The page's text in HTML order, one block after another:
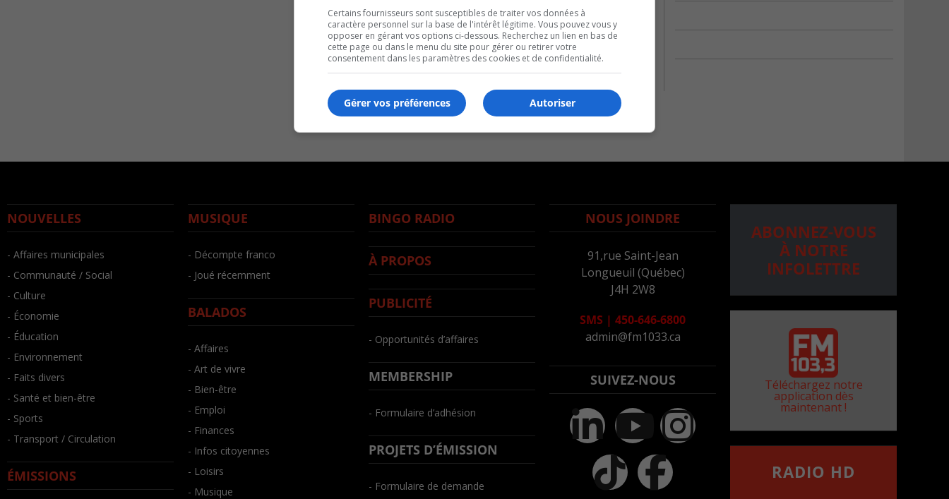
NOUVELLES
- Affaires municipales
- Communauté / Social
- Culture
- Économie
- Éducation
- Environnement
- Faits divers
- Santé et bien-être
- Sports
- Transport / Circulation
ÉMISSIONS
MUSIQUE
- Décompte franco
- Joué récemment
BALADOS
- Affaires
- Art de vivre
- Bien-être
- Emploi
- Finances
- Infos citoyennes
- Loisirs
- Musique
BINGO RADIO
À PROPOS
PUBLICITÉ
- Opportunités d’affaires
MEMBERSHIP
- Formulaire d’adhésion
PROJETS D’ÉMISSION
- Formulaire de demande
NOUS JOINDRE
91,rue Saint-Jean
Longueuil (Québec)
J4H 2W8
SMS | 450-646-6800
admin@fm1033.ca
SUIVEZ-NOUS
ABONNEZ-VOUS
À NOTRE
INFOLETTRE
Téléchargez notre
application dès
maintenant !
RADIO HD
Certains fournisseurs sont susceptibles de traiter vos données à
caractère personnel sur la base de l'intérêt légitime. Vous pouvez vous y
opposer en gérant vos options ci-dessous. Recherchez un lien en bas de
cette page ou dans le menu du site pour gérer ou retirer votre
consentement dans les paramètres des cookies et de confidentialité.
Autoriser
Gérer vos préférences